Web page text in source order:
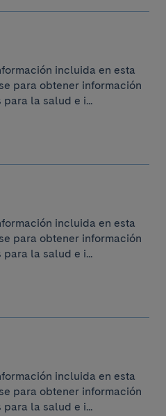
incluida en esta
para obtener información
la salud e i...
incluida en esta
para obtener información
la salud e i...
incluida en esta
para obtener información
la salud e i...